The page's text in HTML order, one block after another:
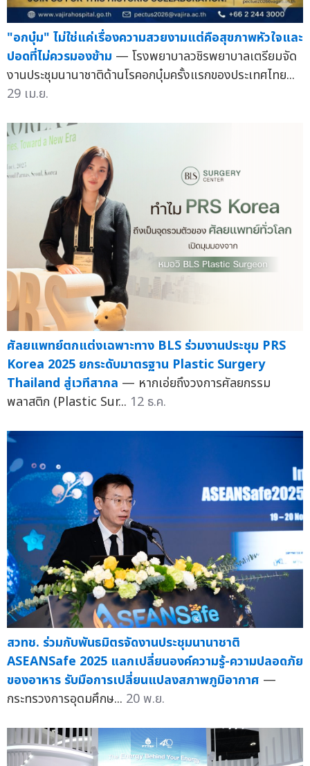
"อกบุ๋ม" ไม่ใช่แค่เรื่องความสวยงามแต่คือสุขภาพหัวใจและ
ปอดที่ไม่ควรมองข้าม — โรงพยาบาลวชิรพยาบาลเตรียมจัด
งานประชุมนานาชาติด้านโรคอกบุ๋มครั้งแรกของประเทศไทย...
29 เม.ย.
ศัลยแพทย์ตกแต่งเฉพาะทาง BLS ร่วมงานประชุม PRS
Korea 2025 ยกระดับมาตรฐาน Plastic Surgery
Thailand สู่เวทีสากล — หากเอ่ยถึงวงการศัลยกรรม
พลาสติก (Plastic Sur... 12 ธ.ค.
สวทช. ร่วมกับพันธมิตรจัดงานประชุมนานาชาติ
ASEANSafe 2025 แลกเปลี่ยนองค์ความรู้-ความปลอดภัย
ของอาหาร รับมือการเปลี่ยนแปลงสภาพภูมิอากาศ —
กระทรวงการอุดมศึกษ... 20 พ.ย.